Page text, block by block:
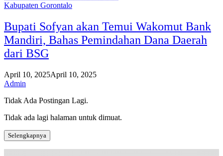
Kabupaten Gorontalo
Bupati Sofyan akan Temui Wakomut Bank
Mandiri, Bahas Pemindahan Dana Daerah
dari BSG
April 10, 2025April 10, 2025
Admin
Tidak Ada Postingan Lagi.
Tidak ada lagi halaman untuk dimuat.
Selengkapnya